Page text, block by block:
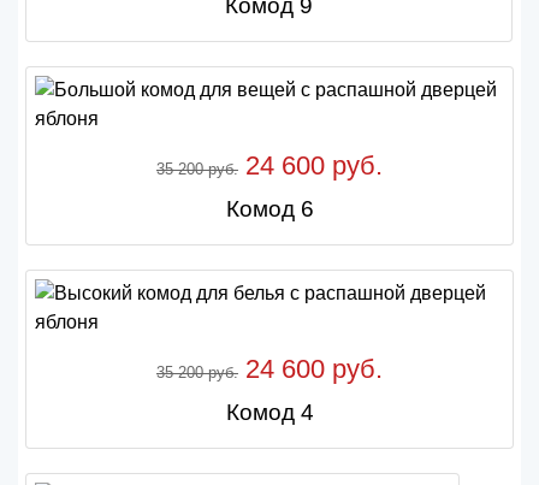
35 200 руб. 24 600 руб.
Комод 6
35 200 руб. 24 600 руб.
Комод 4